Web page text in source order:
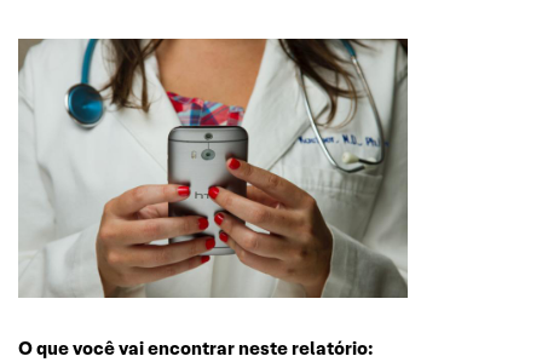
O que você vai encontrar neste relatório: